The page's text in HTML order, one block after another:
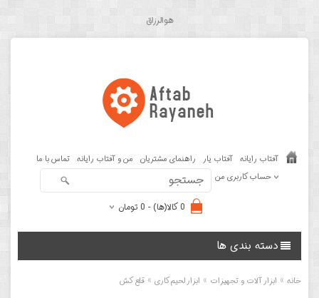
هوالرزاق
آفتاب رایانه آفتاب یار راهنمای مشتریان من و آفتاب رایانه تماس با ما
حساب کاربری من
0 کالا(ها) - 0 تومان
دسته بندی ها
خانه » ابزار آلات و تجهیزات » ابزار لحیم کاری » قلع کش